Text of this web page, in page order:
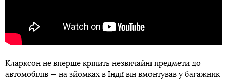
Кларксон не вперше кріпить незвичайні предмети до
автомобілів — на зйомках в Індії він вмонтував у багажник